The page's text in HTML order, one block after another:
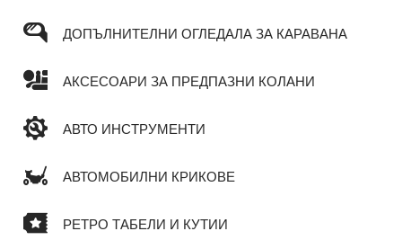
ДОПЪЛНИТЕЛНИ ОГЛЕДАЛА ЗА КАРАВАНА
АКСЕСОАРИ ЗА ПРЕДПАЗНИ КОЛАНИ
АВТО ИНСТРУМЕНТИ
АВТОМОБИЛНИ КРИКОВЕ
РЕТРО ТАБЕЛИ И КУТИИ